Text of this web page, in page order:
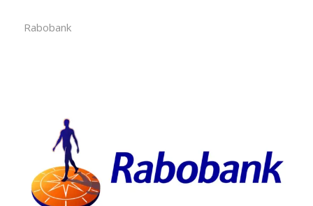
Rabobank